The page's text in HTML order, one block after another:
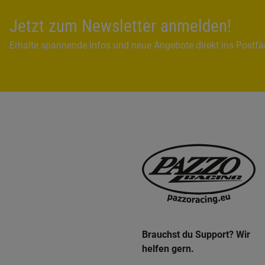
Jetzt zum Newsletter anmelden!
Erhalte spannende Infos und neue Angebote direkt ins
Brauchst du Support? Wir
helfen gern.